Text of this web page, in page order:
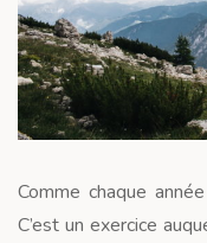
Comme chaque
C’est un exercice